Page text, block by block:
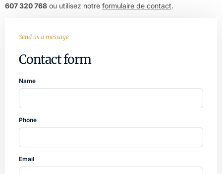
607 320 768 ou utilisez notre formulaire de contact.
Send us a message
Contact form
Name
Phone
Email